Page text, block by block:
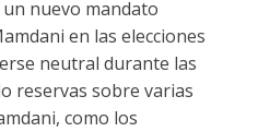
nuevo mandato
en las elecciones
neutral durante las
reservas sobre varias
como los